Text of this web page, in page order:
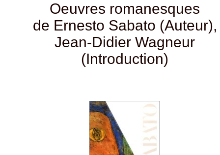
Oeuvres romanesques
de Ernesto Sabato (Auteur),
Jean-Didier Wagneur
(Introduction)